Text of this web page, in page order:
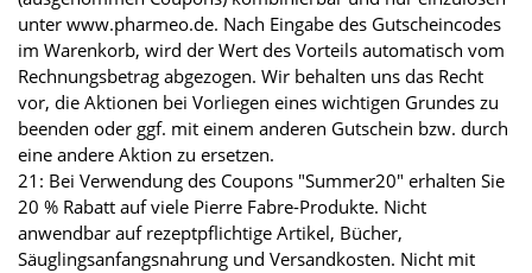
unter www.pharmeo.de. Nach Eingabe des Gutscheincodes
im Warenkorb, wird der Wert des Vorteils automatisch vom
Rechnungsbetrag abgezogen. Wir behalten uns das Recht
vor, die Aktionen bei Vorliegen eines wichtigen Grundes zu
beenden oder ggf. mit einem anderen Gutschein bzw. durch
eine andere Aktion zu ersetzen.
21: Bei Verwendung des Coupons "Summer20" erhalten Sie
20 % Rabatt auf viele Pierre Fabre-Produkte. Nicht
anwendbar auf rezeptpflichtige Artikel, Bücher,
Säuglingsanfangsnahrung und Versandkosten. Nicht mit